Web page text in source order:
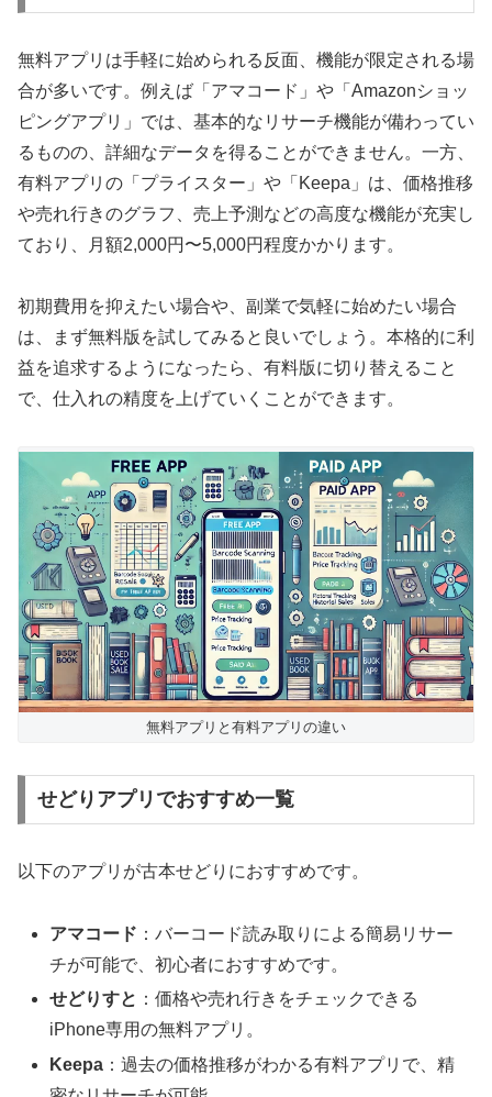
無料アプリは手軽に始められる反面、機能が限定される場
合が多いです。例えば「アマコード」や「Amazonショッ
ピングアプリ」では、基本的なリサーチ機能が備わってい
るものの、詳細なデータを得ることができません。一方、
有料アプリの「プライスター」や「Keepa」は、価格推移
や売れ行きのグラフ、売上予測などの高度な機能が充実し
ており、月額2,000円〜5,000円程度かかります。
初期費用を抑えたい場合や、副業で気軽に始めたい場合
は、まず無料版を試してみると良いでしょう。本格的に利
益を追求するようになったら、有料版に切り替えること
で、仕入れの精度を上げていくことができます。
無料アプリと有料アプリの違い
せどりアプリでおすすめ一覧
以下のアプリが古本せどりにおすすめです。
アマコード ：バーコード読み取りによる簡易リサー
チが可能で、初心者におすすめです。
せどりすと ：価格や売れ行きをチェックできる
iPhone専用の無料アプリ。
Keepa ：過去の価格推移がわかる有料アプリで、精